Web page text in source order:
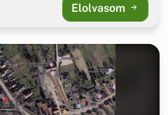
Elolvasom